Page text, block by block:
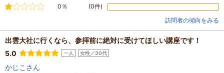
不満0％
(0件)
訪問者の傾向をみる
出雲大社に行くなら、参拝前に絶対に受けてほしい講座です！
5.0
一人 女性／30代
かじこさん